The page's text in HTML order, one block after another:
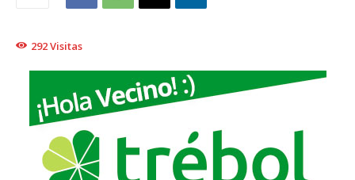
292Visitas